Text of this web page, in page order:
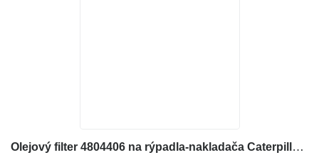
Olejový filter 4804406 na rýpadla-nakladača Caterpillar 422E, 422F, 428E, 428F, 432E, 432F, 434E, 434F, 442E, 444E, 444F